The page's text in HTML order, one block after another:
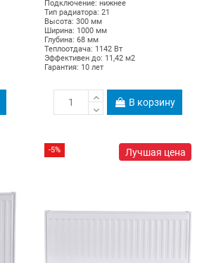
Подключение: нижнее
Тип радиатора: 21
Высота: 300 мм
Ширина: 1000 мм
Глубина: 68 мм
Теплоотдача: 1142 Вт
Эффективен до: 11,42 м2
Гарантия: 10 лет
В корзину
Лучшая цена
-5%